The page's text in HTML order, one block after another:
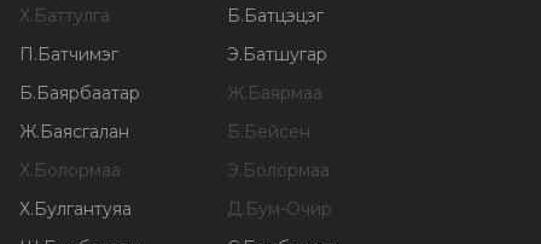
Х.Баттулга Б.Батцэцэг
П.Батчимэг Э.Батшугар
Б.Баярбаатар Ж.Баярмаа
Ж.Баясгалан Б.Бейсен
Х.Болормаа Э.Болормаа
Х.Булгантуяа Д.Бум-Очир